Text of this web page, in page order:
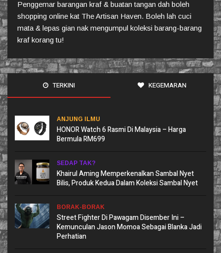
Penggemar barangan kraf & buatan tangan dah boleh
shopping online kat The Artisan Haven. Boleh lah cuci
mata & lepas gian nak mengumpul koleksi barang-barang
kraf korang tu!
TERKINI KEGEMARAN
ANJUNG ILMU
HONOR Watch 6 Rasmi Di Malaysia – Harga
Bermula RM699
SEDAP TAK?
Khairul Aming Memperkenalkan Sambal Nyet
Bilis, Produk Kedua Dalam Koleksi Sambal Nyet
BORAK-BORAK
Street Fighter Di Pawagam Disember Ini –
Kemunculan Jason Momoa Sebagai Blanka Jadi
Perhatian